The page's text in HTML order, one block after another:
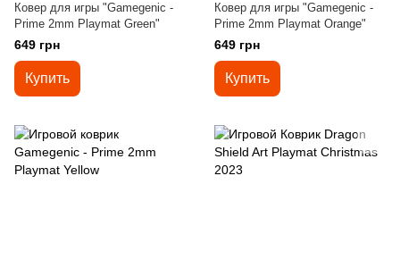
Ковер для игры "Gamegenic -
Prime 2mm Playmat Green"
649 грн
Купить
Ковер для игры "Gamegenic -
Prime 2mm Playmat Orange"
649 грн
Купить